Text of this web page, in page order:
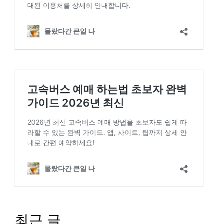
최근 글